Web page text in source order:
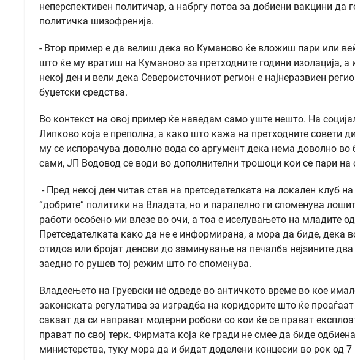
неперспективен политичар, а набргу потоа за добиени вакцини да
политичка шизофренија.
- Втор пример е да велиш дека во Куманово ќе вложиш пари или
што ќе му вратиш на Куманово за претходните години изолација, а
некој ден и вели дека Североисточниот регион е најнеразвиен
буџетски средства.
Во контекст на овој пример ќе наведам само уште нешто. На
Липково која е преполна, а како што кажа на претходните совети
му се испорачува доволно вода со аргумент дека нема доволно во
сами, ЈП Водовод се води во дополнителни трошоци кои се пари на
- Пред некој ден читав став на претседателката на локален клуб
“добрите” политики на Владата, но и паралелно ги споменува
работи особено ми влезе во очи, а тоа е иселувањето на младите
Претседателката како да не е информирана, а мора да биде, дека
отидоа или бројат денови до заминување на печалба нејзините
заедно го рушев тој режим што го споменува.
Владеењето на Груевски нé одведе во античкото време во кое
законската регулатива за изградба на коридорите што ќе
сакаат да си направат модерни робови со кои ќе се прават
прават по свој терк. Фирмата која ќе гради не смее да биде
министерства, туку мора да и бидат доделени концесии во рок од 7